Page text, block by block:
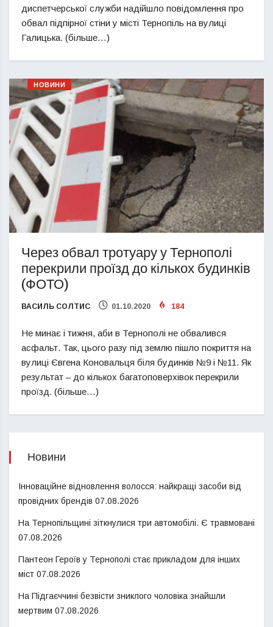
диспетчерської служби надійшло повідомлення про
обвал підпірної стіни у місті Тернопіль на вулиці
Галицька. (більше…)
НОВИНИ
Через обвал тротуару у Тернополі
перекрили проїзд до кількох будинків
(ФОТО)
ВАСИЛЬ СОЛТИС 01.10.2020 184
Не минає і тижня, аби в Тернополі не обвалився
асфальт. Так, цього разу під землю пішло покриття на
вулиці Євгена Коновальця біля будинків №9 і №11. Як
результат – до кількох багатоповерхівок перекрили
проїзд. (більше…)
Новини
Інноваційне відновлення волосся: найкращі засоби від
провідних брендів 07.08.2026
На Тернопільщині зіткнулися три автомобілі. Є травмовані
07.08.2026
Пантеон Героїв у Тернополі стає прикладом для інших
міст 07.08.2026
На Підгаєччині безвісти зниклого чоловіка знайшли
мертвим 07.08.2026